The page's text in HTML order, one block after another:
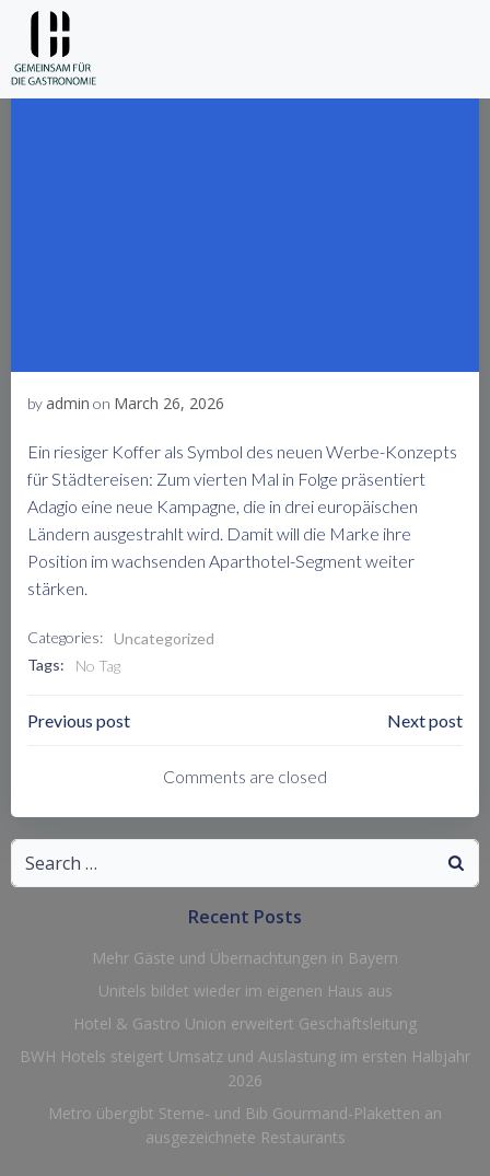
by admin on March 26, 2026
Ein riesiger Koffer als Symbol des neuen Werbe-Konzepts
für Städtereisen: Zum vierten Mal in Folge präsentiert
Adagio eine neue Kampagne, die in drei europäischen
Ländern ausgestrahlt wird. Damit will die Marke ihre
Position im wachsenden Aparthotel-Segment weiter
stärken.
Categories: Uncategorized
Tags:
No Tag
Post
Navigation
Previous post
Navigation
Next post
Comments are closed
Search
for:
Recent Posts
Mehr Gäste und Übernachtungen in Bayern
Unitels bildet wieder im eigenen Haus aus
Hotel & Gastro Union erweitert Geschäftsleitung
BWH Hotels steigert Umsatz und Auslastung im ersten Halbjahr
2026
Metro übergibt Sterne- und Bib Gourmand-Plaketten an
ausgezeichnete Restaurants